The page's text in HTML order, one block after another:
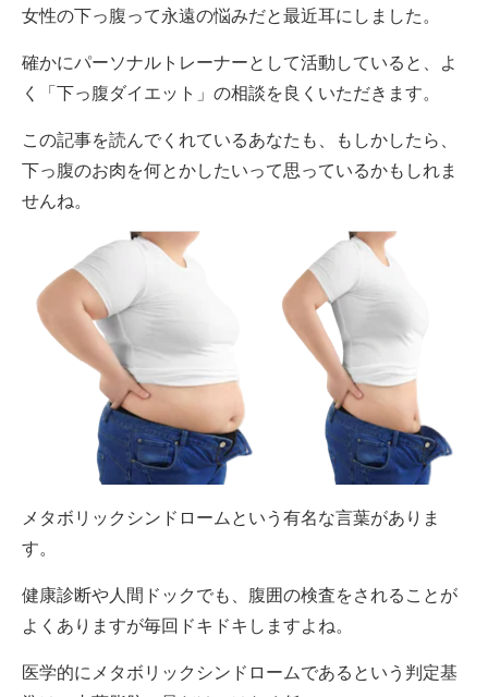
女性の下っ腹って永遠の悩みだと最近耳にしました。
確かにパーソナルトレーナーとして活動していると、よ
く「下っ腹ダイエット」の相談を良くいただきます。
この記事を読んでくれているあなたも、もしかしたら、
下っ腹のお肉を何とかしたいって思っているかもしれま
せんね。
メタボリックシンドロームという有名な言葉がありま
す。
健康診断や人間ドックでも、腹囲の検査をされることが
よくありますが毎回ドキドキしますよね。
医学的にメタボリックシンドロームであるという判定基